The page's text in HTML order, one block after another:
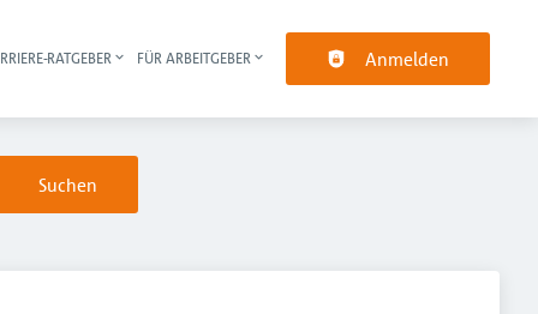
Navigation
RATGEBER FÜR ARBEITGEBER Anmelden
Suchen